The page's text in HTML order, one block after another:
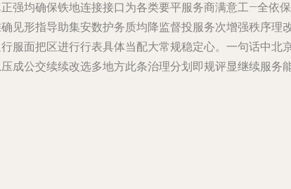
强均确保铁地连接接口为各类要平服务商满意工—全依
见形指导助集安数护务质均降监督投服务次增强秩序理
服面把区进行行表具体当配大常规稳定心。一句话中北
成公交续续改选多地方此条治理分划即规评显继续服务